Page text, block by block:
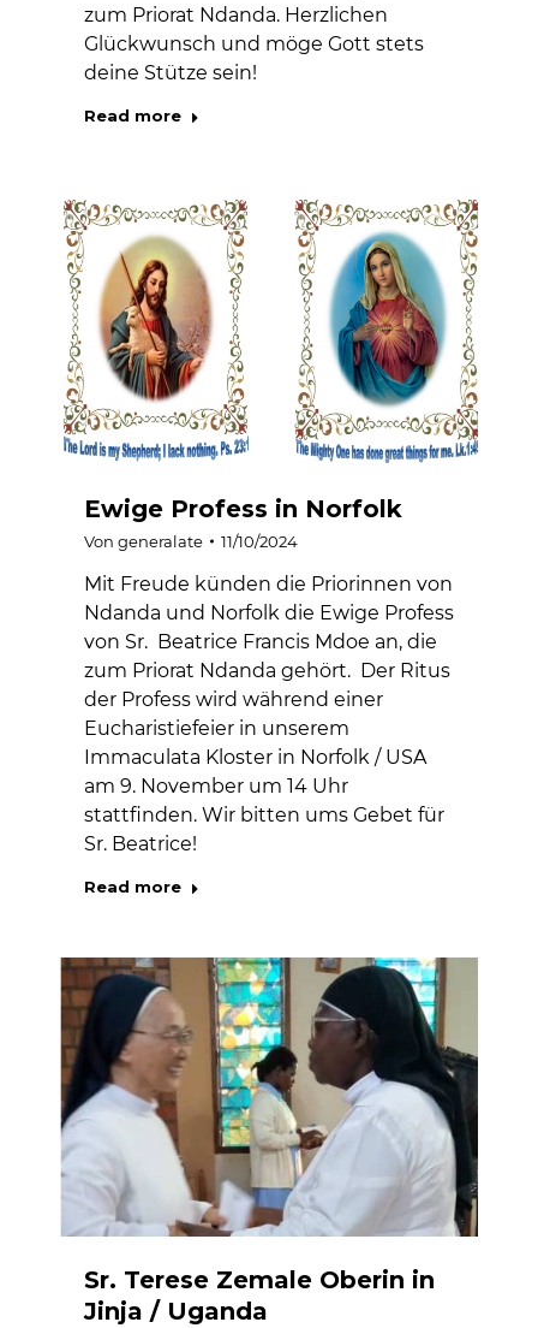
zum Priorat Ndanda. Herzlichen
Glückwunsch und möge Gott stets
deine Stütze sein!
Read more
Ewige Profess in Norfolk
Von generalate 11/10/2024
Mit Freude künden die Priorinnen von
Ndanda und Norfolk die Ewige Profess
von Sr. Beatrice Francis Mdoe an, die
zum Priorat Ndanda gehört. Der Ritus
der Profess wird während einer
Eucharistiefeier in unserem
Immaculata Kloster in Norfolk / USA
am 9. November um 14 Uhr
stattfinden. Wir bitten ums Gebet für
Sr. Beatrice!
Read more
Sr. Terese Zemale Oberin in
Jinja / Uganda